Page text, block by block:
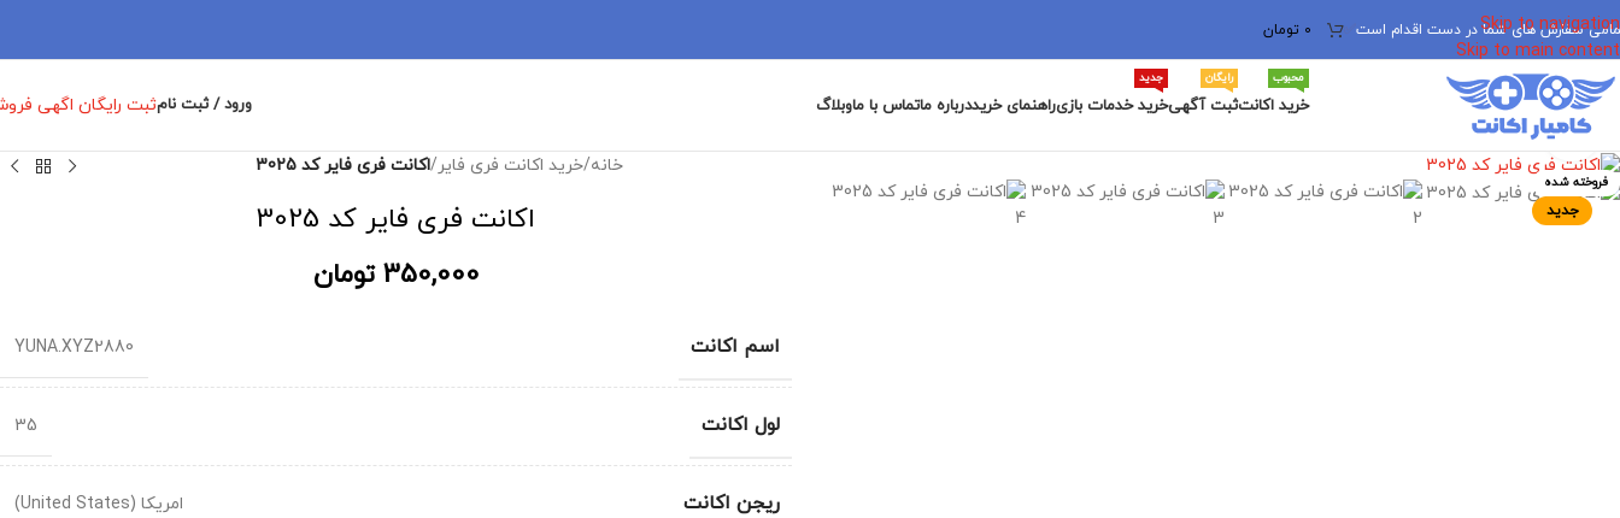
Skip to navigation
Skip to main content
سفارش های شما در دست اقدام است 0 تومان
خرید اکانت
محبوب
ثبت آگهی
رایگان
خرید خدمات بازی
جدید
راهنمای خریددرباره ماتماس با ماوبلاگ ورود / ثبت نامثبت رایگان اگهی
فروخته شده
جدید
برای بزرگنمایی کلیک کنید
خانه/خرید اکانت فری فایر/اکانت فری فایر کد 3025
اکانت فری فایر کد 3025
350,000 تومان
اسم اکانت YUNA.XYZ2880
لول اکانت 35
ریجن اکانت امریکا (United States)